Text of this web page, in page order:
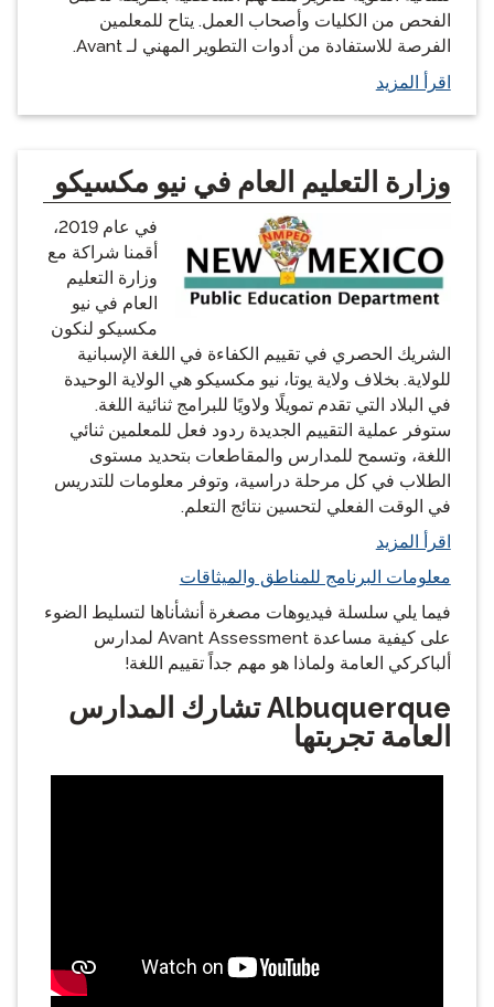
الفحص من الكليات وأصحاب العمل. يتاح للمعلمين
الفرصة للاستفادة من أدوات التطوير المهني لـ Avant.
اقرأ المزيد
وزارة التعليم العام في نيو مكسيكو
في عام 2019،
أقمنا شراكة مع
وزارة التعليم
العام في نيو
مكسيكو لنكون
الشريك الحصري في تقييم الكفاءة في اللغة الإسبانية
للولاية. بخلاف ولاية يوتا، نيو مكسيكو هي الولاية الوحيدة
في البلاد التي تقدم تمويلًا ولاويًا للبرامج ثنائية اللغة.
ستوفر عملية التقييم الجديدة ردود فعل للمعلمين ثنائي
اللغة، وتسمح للمدارس والمقاطعات بتحديد مستوى
الطلاب في كل مرحلة دراسية، وتوفر معلومات للتدريس
في الوقت الفعلي لتحسين نتائج التعلم.
اقرأ المزيد
معلومات البرنامج للمناطق والميثاقات
فيما يلي سلسلة فيديوهات مصغرة أنشأناها لتسليط الضوء
على كيفية مساعدة Avant Assessment لمدارس
ألباكركي العامة ولماذا هو مهم جداً تقييم اللغة!
Albuquerque تشارك المدارس
العامة تجربتها